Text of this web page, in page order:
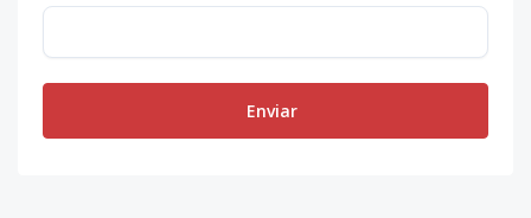
Enviar